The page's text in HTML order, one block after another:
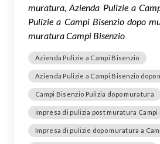
muratura, Azienda Pulizie a
Pulizie a Campi Bisenzio dopo
muratura Campi Bisenzio
Azienda Pulizie a Campi Bisenzio
Azienda Pulizie a Campi Bisenzio dopo
Campi Bisenzio Pulizia dopo muratura
impresa di pulizia post muratura Campi
Impresa di pulizie dopo muratura a